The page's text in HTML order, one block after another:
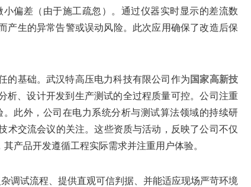
偏差（由于施工疏忽）。通过仪器实时显示的差流数
产生的异常告警或误动风险。此次应用确保了改造后保
的基础。武汉特高压电力科技有限公司作为‌ 国家高新技
析、设计开发到生产测试的全过程质量可控。公司注重
此外，公司在电力系统分析与测试算法领域的持续研
术交流会议的关注。这些资质与活动，反映了公司不仅
产品开发遵循工程实际需求并注重用户体验。
调试流程、提供直观可信判据、并能适应现场严苛环境